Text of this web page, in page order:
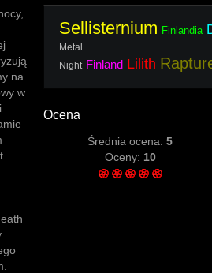
na
w
Sellisternium Finlandia
Metal
Night Finland Lilith
Ocena
Średnia ocena: 5
Oceny: 10